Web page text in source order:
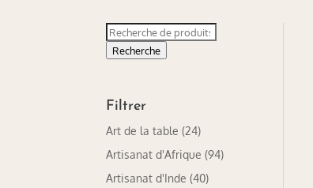
Recherche
pour :
Recherche
Filtrer
Art de la table (24)
Artisanat d'Afrique (94)
Artisanat d'Inde (40)